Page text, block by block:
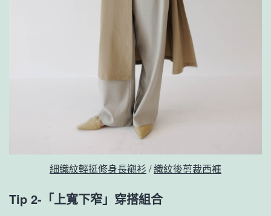
細織紋輕挺修身長襯衫 /織紋後剪裁西褲
Tip 2-「上寬下窄」穿搭組合